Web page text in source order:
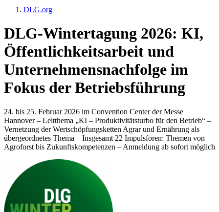
DLG.org
DLG-Wintertagung 2026: KI,
Öffentlichkeitsarbeit und
Unternehmensnachfolge im
Fokus der Betriebsführung
24. bis 25. Februar 2026 im Convention Center der Messe
Hannover – Leitthema „KI – Produktivitätsturbo für den Betrieb“ –
Vernetzung der Wertschöpfungsketten Agrar und Ernährung als
übergeordnetes Thema – Insgesamt 22 Impulsforen: Themen von
Agroforst bis Zukunftskompetenzen – Anmeldung ab sofort möglich